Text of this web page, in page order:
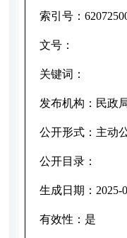
索引号：
文号：
关键词：
发布机构： 民政
公开形式： 主动
公开目录：
生成日期： 2025-
有效性： 是